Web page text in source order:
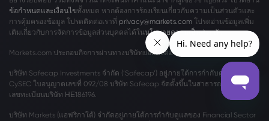
ข้อกำหนดและเงื่อนไขทั้งหมด หากต้องการร้องเรียนเกี่ยวกับความเป็นส่วนตัวและ
การคุ้มครองข้อมูล โปรดติดต่อเราที่ privacy@markets.com โปรดอ่านข้อมูลเพิ่ม
เติมเกี่ยวกับการจัดการข้อมูลส่วนบุคคลได้ในนโยบายความเป็นส่วนตัวของเรา
Markets.com ประกอบกิจการผ่านทางบริษัทย่อยดังต่อไปนี้:
บริษัท Safecap Investments จำกัด (‘Safecap’) อยู่ภายใต้การกำกับดูแลของ
CySEC ใบอนุญาตเลขที่ 092/08 บริษัท Safecap จัดตั้งขึ้นในสาธารณรัฐไซปรัส์
เลขทะเบียนบริษัท ΗΕ186196.
บริษัท Markets (แอฟริกาใต้) จำกัดอยู่ภายใต้การกำกับดูแลของ Financial Sector